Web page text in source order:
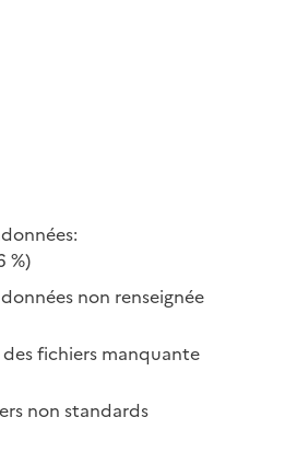
%)
non renseignée
fichiers manquante
non standards